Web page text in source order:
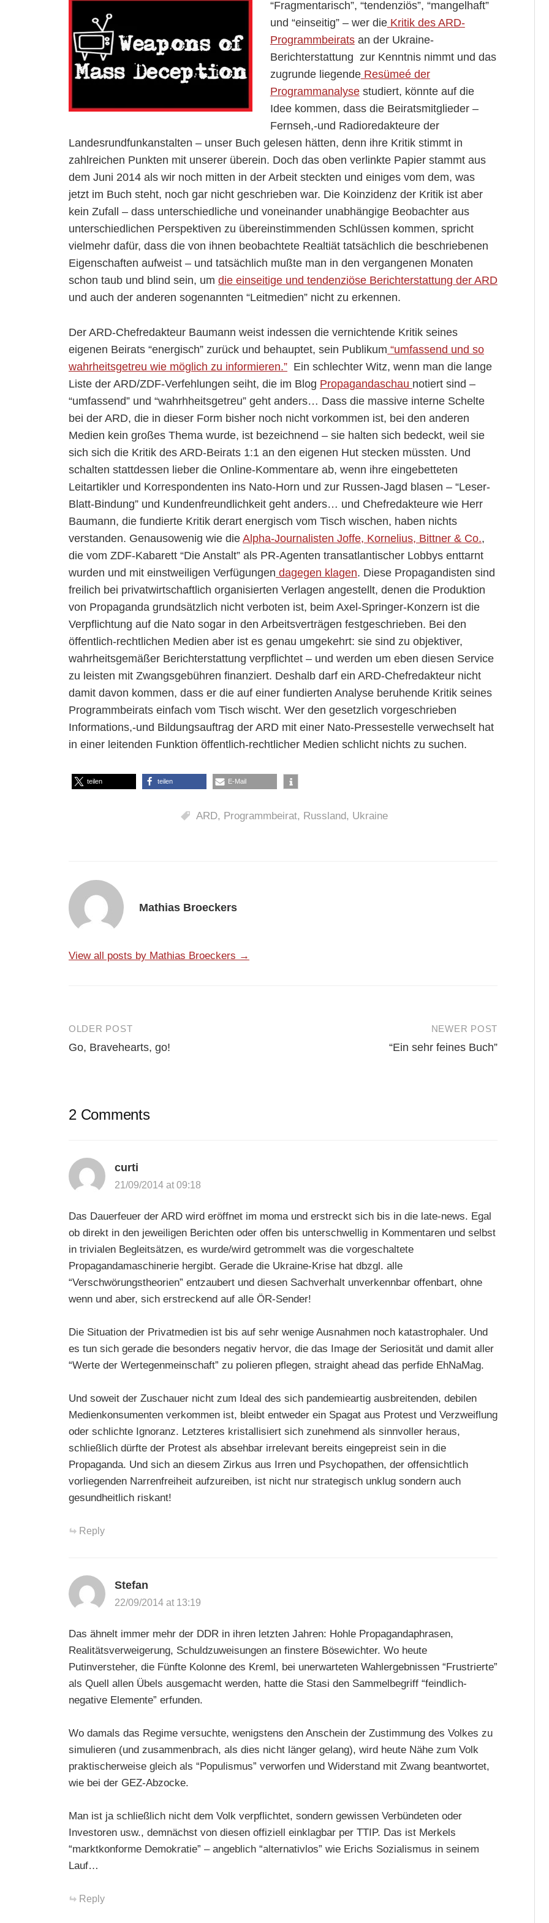
“Fragmentarisch”, “tendenziös”, “mangelhaft”
und “einseitig” – wer dieKritik des ARD-
Programmbeiratsan der Ukraine-
Berichterstattung zur Kenntnis nimmt und das
zugrunde liegendeResümeé der
Programmanalysestudiert, könnte auf die
Idee kommen, dass die Beiratsmitglieder –
Fernseh,-und Radioredakteure der
Landesrundfunkanstalten – unser Buch gelesen hätten, denn ihre Kritik stimmt in
zahlreichen Punkten mit unserer überein. Doch das oben verlinkte Papier stammt aus
dem Juni 2014 als wir noch mitten in der Arbeit steckten und einiges vom dem, was
jetzt im Buch steht, noch gar nicht geschrieben war. Die Koinzidenz der Kritik ist aber
kein Zufall – dass unterschiedliche und voneinander unabhängige Beobachter aus
unterschiedlichen Perspektiven zu übereinstimmenden Schlüssen kommen, spricht
vielmehr dafür, dass die von ihnen beobachtete Realtiät tatsächlich die beschriebenen
Eigenschaften aufweist – und tatsächlich mußte man in den vergangenen Monaten
schon taub und blind sein, um die einseitige und tendenziöse Berichterstattung der ARD
und auch der anderen sogenannten “Leitmedien” nicht zu erkennen.
Der ARD-Chefredakteur Baumann weist indessen die vernichtende Kritik seines
eigenen Beirats “energisch” zurück und behauptet, sein Publikum “umfassend und so
wahrheitsgetreu wie möglich zu informieren.” Ein schlechter Witz, wenn man die lange
Liste der ARD/ZDF-Verfehlungen seiht, die im Blog Propagandaschau notiert sind –
“umfassend” und “wahrhheitsgetreu” geht anders… Dass die massive interne Schelte
bei der ARD, die in dieser Form bisher noch nicht vorkommen ist, bei den anderen
Medien kein großes Thema wurde, ist bezeichnend – sie halten sich bedeckt, weil sie
sich sich die Kritik des ARD-Beirats 1:1 an den eigenen Hut stecken müssten. Und
schalten stattdessen lieber die Online-Kommentare ab, wenn ihre eingebetteten
Leitartikler und Korrespondenten ins Nato-Horn und zur Russen-Jagd blasen – “Leser-
Blatt-Bindung” und Kundenfreundlichkeit geht anders… und Chefredakteure wie Herr
Baumann, die fundierte Kritik derart energisch vom Tisch wischen, haben nichts
verstanden. Genausowenig wie die Alpha-Journalisten Joffe, Kornelius, Bittner & Co.,
die vom ZDF-Kabarett “Die Anstalt” als PR-Agenten transatlantischer Lobbys enttarnt
wurden und mit einstweiligen Verfügungen dagegen klagen. Diese Propagandisten sind
freilich bei privatwirtschaftlich organisierten Verlagen angestellt, denen die Produktion
von Propaganda grundsätzlich nicht verboten ist, beim Axel-Springer-Konzern ist die
Verpflichtung auf die Nato sogar in den Arbeitsverträgen festgeschrieben. Bei den
öffentlich-rechtlichen Medien aber ist es genau umgekehrt: sie sind zu objektiver,
wahrheitsgemäßer Berichterstattung verpflichtet – und werden um eben diesen Service
zu leisten mit Zwangsgebühren finanziert. Deshalb darf ein ARD-Chefredakteur nicht
damit davon kommen, dass er die auf einer fundierten Analyse beruhende Kritik seines
Programmbeirats einfach vom Tisch wischt. Wer den gesetzlich vorgeschrieben
Informations,-und Bildungsauftrag der ARD mit einer Nato-Pressestelle verwechselt hat
in einer leitenden Funktion öffentlich-rechtlicher Medien schlicht nichts zu suchen.
teilen teilen E-Mail
ARD, Programmbeirat, Russland, Ukraine
Mathias Broeckers
View all posts by Mathias Broeckers →
Post
navigation
OLDER POST
Go, Bravehearts, go!
NEWER POST
“Ein sehr feines Buch”
2 Comments
curti
21/09/2014 at 09:18
Das Dauerfeuer der ARD wird eröffnet im moma und erstreckt sich bis in die late-news. Egal
ob direkt in den jeweiligen Berichten oder offen bis unterschwellig in Kommentaren und selbst
in trivialen Begleitsätzen, es wurde/wird getrommelt was die vorgeschaltete
Propagandamaschinerie hergibt. Gerade die Ukraine-Krise hat dbzgl. alle
“Verschwörungstheorien” entzaubert und diesen Sachverhalt unverkennbar offenbart, ohne
wenn und aber, sich erstreckend auf alle ÖR-Sender!
Die Situation der Privatmedien ist bis auf sehr wenige Ausnahmen noch katastrophaler. Und
es tun sich gerade die besonders negativ hervor, die das Image der Seriosität und damit aller
“Werte der Wertegenmeinschaft” zu polieren pflegen, straight ahead das perfide EhNaMag.
Und soweit der Zuschauer nicht zum Ideal des sich pandemieartig ausbreitenden, debilen
Medienkonsumenten verkommen ist, bleibt entweder ein Spagat aus Protest und Verzweiflung
oder schlichte Ignoranz. Letzteres kristallisiert sich zunehmend als sinnvoller heraus,
schließlich dürfte der Protest als absehbar irrelevant bereits eingepreist sein in die
Propaganda. Und sich an diesem Zirkus aus Irren und Psychopathen, der offensichtlich
vorliegenden Narrenfreiheit aufzureiben, ist nicht nur strategisch unklug sondern auch
gesundheitlich riskant!
Reply
Stefan
22/09/2014 at 13:19
Das ähnelt immer mehr der DDR in ihren letzten Jahren: Hohle Propagandaphrasen,
Realitätsverweigerung, Schuldzuweisungen an finstere Bösewichter. Wo heute
Putinversteher, die Fünfte Kolonne des Kreml, bei unerwarteten Wahlergebnissen “Frustrierte”
als Quell allen Übels ausgemacht werden, hatte die Stasi den Sammelbegriff “feindlich-
negative Elemente” erfunden.
Wo damals das Regime versuchte, wenigstens den Anschein der Zustimmung des Volkes zu
simulieren (und zusammenbrach, als dies nicht länger gelang), wird heute Nähe zum Volk
praktischerweise gleich als “Populismus” verworfen und Widerstand mit Zwang beantwortet,
wie bei der GEZ-Abzocke.
Man ist ja schließlich nicht dem Volk verpflichtet, sondern gewissen Verbündeten oder
Investoren usw., demnächst von diesen offiziell einklagbar per TTIP. Das ist Merkels
“marktkonforme Demokratie” – angeblich “alternativlos” wie Erichs Sozialismus in seinem
Lauf…
Reply